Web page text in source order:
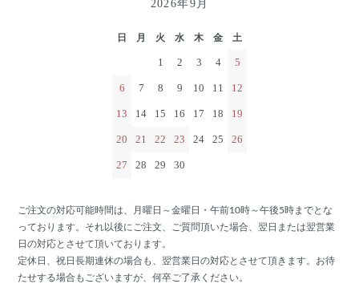
2026年9月
日 月 火 水 木 金 土
1 2 3 4 5
6 7 8 9 10 11 12
13 14 15 16 17 18 19
20 21 22 23 24 25 26
27 28 29 30
ご注文の対応可能時間は、月曜日～金曜日・午前10時～午後5時までとな
っております。それ以後にご注文、ご質問頂いた場合、翌日または翌営業
日の対応とさせて頂いております。
定休日、祝日長期連休の場合も、翌営業日の対応とさせて頂きます。お待
たせする場合もございますが、何卒ご了承ください。